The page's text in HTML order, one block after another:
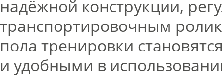
надёжной конструкции,
транспортировочным
пола тренировки
и удобными в